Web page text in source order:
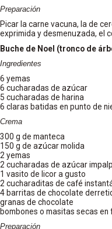
Preparación
Picar la carne vacuna, la de
exprimida y desmenuzada, el
Buche de Noel (tronco de
Ingredientes
6 yemas
6 cucharadas de azúcar
5 cucharadas de harina
6 claras batidas en punto de
Crema
300 g de manteca
150 g de azúcar molida
2 yemas
2 cucharadas de azúcar
1 vasito de licor a gusto
2 cucharaditas de café
4 barritas de chocolate
granas de chocolate
bombones o masitas secas
Preparación